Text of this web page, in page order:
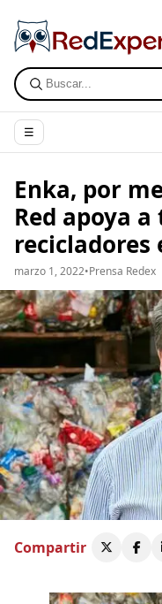
☰
Enka, por
Red apoya
recicladores
marzo 1, 2022•Prensa Redex
Compartir